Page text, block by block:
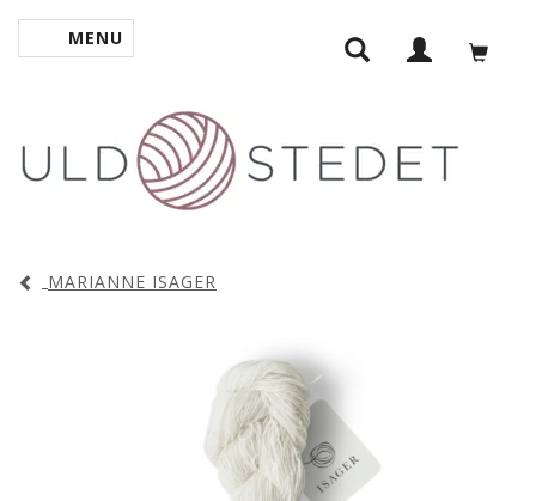
TOGGLE NAVIGATION
MENU
MARIANNE ISAGER